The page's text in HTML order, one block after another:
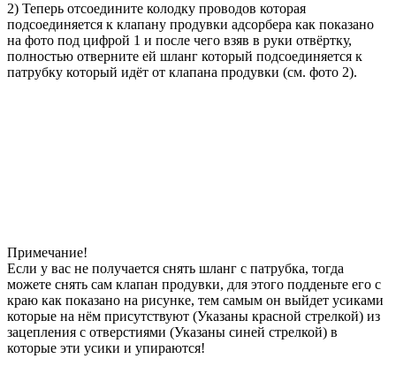
2) Теперь отсоедините колодку проводов которая
подсоединяется к клапану продувки адсорбера как показано
на фото под цифрой 1 и после чего взяв в руки отвёртку,
полностью отверните ей шланг который подсоединяется к
патрубку который идёт от клапана продувки (см. фото 2).
Примечание!
Если у вас не получается снять шланг с патрубка, тогда
можете снять сам клапан продувки, для этого подденьте его с
краю как показано на рисунке, тем самым он выйдет усиками
которые на нём присутствуют (Указаны красной стрелкой) из
зацепления с отверстиями (Указаны синей стрелкой) в
которые эти усики и упираются!